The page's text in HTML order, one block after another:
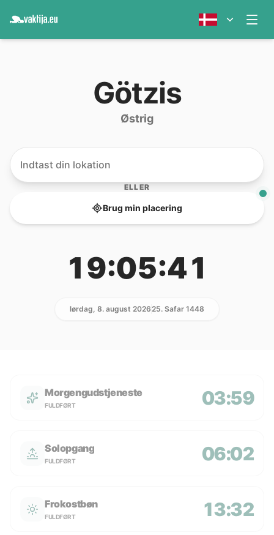
Götzis
Østrig
ELLER
Brug min placering
19:05:41
lørdag, 8. august 202625. Safar 1448
Morgengudstjeneste
FULDFØRT 03:59
Solopgang
FULDFØRT 06:02
Frokostbøn
FULDFØRT 13:32